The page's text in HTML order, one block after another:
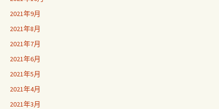
2021年9月
2021年8月
2021年7月
2021年6月
2021年5月
2021年4月
2021年3月